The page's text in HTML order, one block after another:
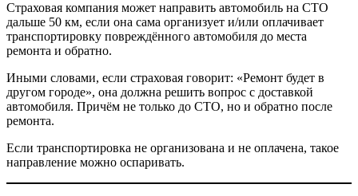
Страховая компания может направить автомобиль на СТО
дальше 50 км, если она сама организует и/или оплачивает
транспортировку повреждённого автомобиля до места
ремонта и обратно.
Иными словами, если страховая говорит: «Ремонт будет в
другом городе», она должна решить вопрос с доставкой
автомобиля. Причём не только до СТО, но и обратно после
ремонта.
Если транспортировка не организована и не оплачена, такое
направление можно оспаривать.